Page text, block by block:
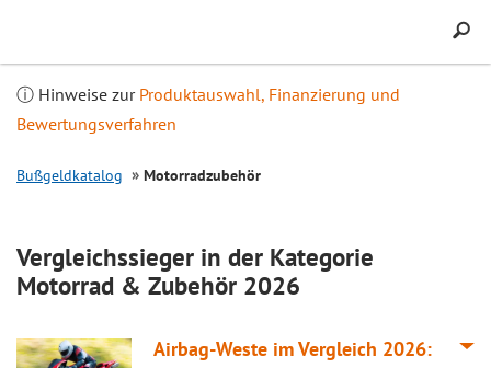
ⓘ Hinweise zur Produktauswahl, Finanzierung und
Bewertungsverfahren
Bußgeldkatalog Motorradzubehör
Vergleichssieger in der Kategorie
Motorrad & Zubehör 2026
Airbag-Weste imVergleich 2026: